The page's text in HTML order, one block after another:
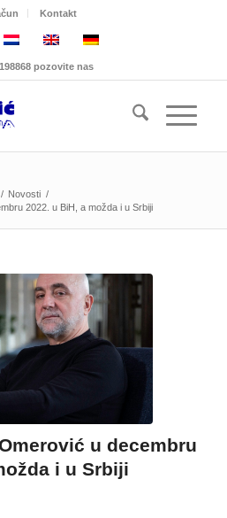
Kontakt
pozovite nas
/ Novosti /
2022. u BiH, a možda i u Srbiji
u decembru
i u Srbiji